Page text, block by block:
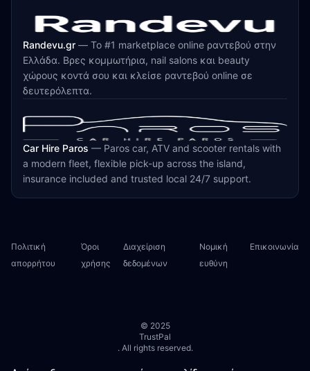
Randevu.gr — Το #1 marketplace online ραντεβού στην
Ελλάδα. Βρες κομμωτήρια, nail salons και beauty
χώρους κοντά σου και κλείσε ραντεβού online σε
δευτερόλεπτα.
Car Hire Paros — Paros car, ATV and scooter rentals with
a modern fleet, flexible pick-up across the island,
insurance included and trusted local 24/7 support.
Πολιτική
απορρήτου
Όροι
χρήσης
Διαχείριση
δεδομένων
Νομική
ευθύνη
Επικοινωνία
© 2025
TrustPal
. All rights reserved.